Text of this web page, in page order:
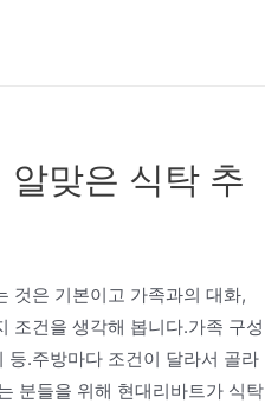
맞은 식탁 추
것은 기본이고 가족과의 대화,
조건을 생각해 봅니다.가족 구성
등.주방마다 조건이 달라서 골라
분들을 위해 현대리바트가 식탁